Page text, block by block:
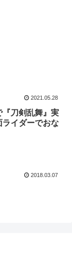
2021.05.28
『刀剣乱舞』実
イダーでおな
2018.03.07